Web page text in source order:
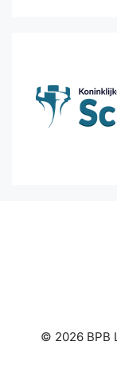
© 2026 BPB